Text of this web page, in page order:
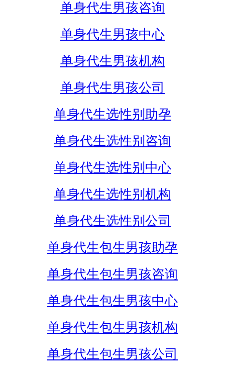
单身代生男孩咨询
单身代生男孩中心
单身代生男孩机构
单身代生男孩公司
单身代生选性别助孕
单身代生选性别咨询
单身代生选性别中心
单身代生选性别机构
单身代生选性别公司
单身代生包生男孩助孕
单身代生包生男孩咨询
单身代生包生男孩中心
单身代生包生男孩机构
单身代生包生男孩公司